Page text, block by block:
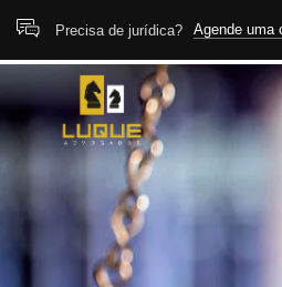
Precisa de jurídica? Agende uma